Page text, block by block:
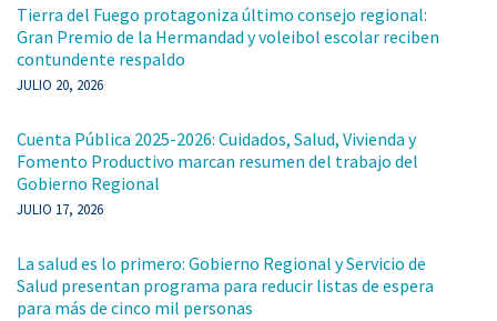
Tierra del Fuego protagoniza último consejo regional:
Gran Premio de la Hermandad y voleibol escolar reciben
contundente respaldo
JULIO 20, 2026
Cuenta Pública 2025-2026: Cuidados, Salud, Vivienda y
Fomento Productivo marcan resumen del trabajo del
Gobierno Regional
JULIO 17, 2026
La salud es lo primero: Gobierno Regional y Servicio de
Salud presentan programa para reducir listas de espera
para más de cinco mil personas